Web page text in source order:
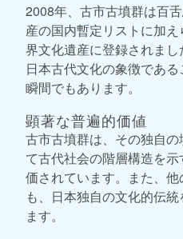
2008年、古市古墳群は百
産の国内暫定リストに加
界文化遺産に登録されま
日本古代文化の象徴であ
瞬間でもあります。
顕著な普遍的価値
古市古墳群は、その独自
て古代社会の階層構造を
価されています。また、
も、日本独自の文化的伝
ます。